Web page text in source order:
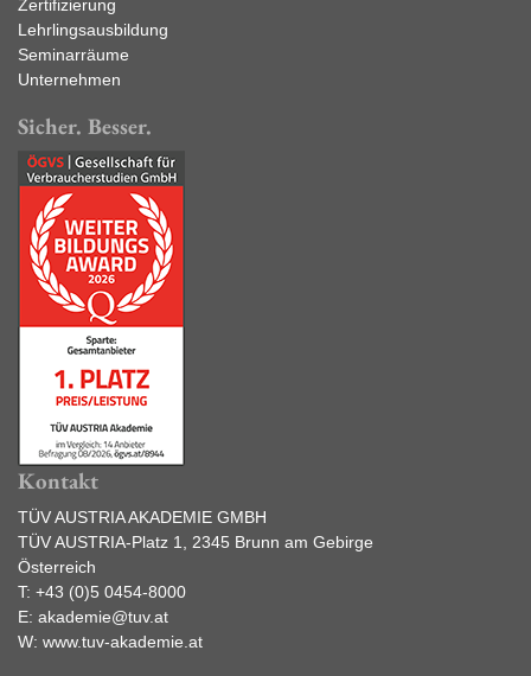
Zertifizierung
Lehrlingsausbildung
Seminarräume
Unternehmen
Sicher. Besser.
Kontakt
TÜV AUSTRIA AKADEMIE GMBH
TÜV AUSTRIA-Platz 1, 2345 Brunn am Gebirge
Österreich
T: +43 (0)5 0454-8000
E: akademie@tuv.at
W: www.tuv-akademie.at